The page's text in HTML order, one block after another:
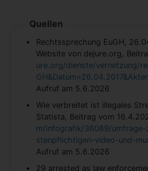
Quellen
Rechtssprechung EuGH,
Website von dejure.org,
ure.org/dienste/vernetzung/
Aufruf am 5.6.2026
Wie verbreitet ist illegales
Statista, Beitrag vom
m/infografik/36089/umfrage-
stenpflichtigen-video-und-
Aufruf am 5.6.2026
29 arrested as law